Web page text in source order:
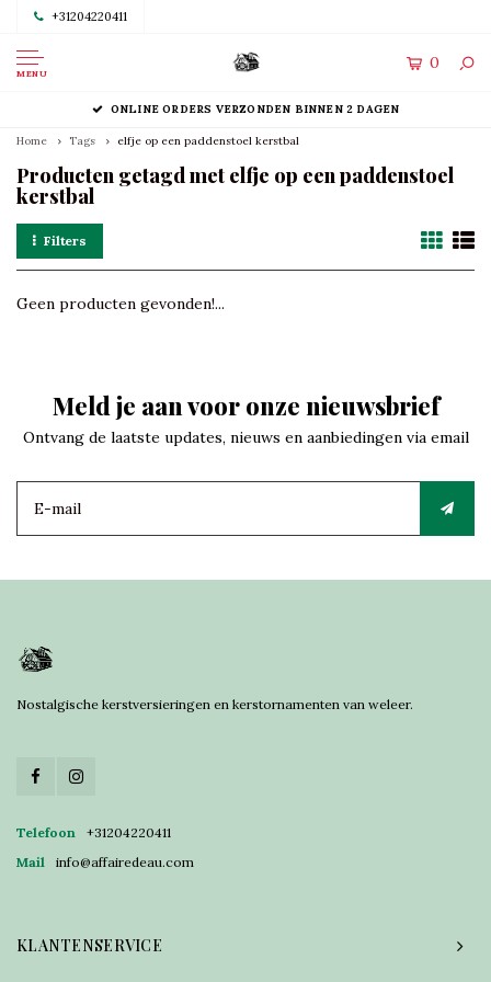
+31204220411
MENU
0
ONLINE ORDERS VERZONDEN BINNEN 2 DAGEN
Home Tags elfje op een paddenstoel kerstbal
Producten getagd met elfje op een paddenstoel
kerstbal
Filters
Geen producten gevonden!...
Meld je aan voor onze nieuwsbrief
Ontvang de laatste updates, nieuws en aanbiedingen via email
Nostalgische kerstversieringen en kerstornamenten van weleer.
Telefoon
+31204220411
Mail
info@affairedeau.com
KLANTENSERVICE